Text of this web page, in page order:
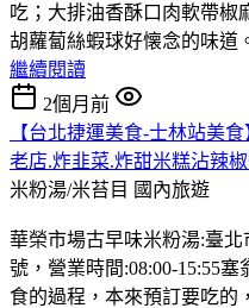
吃；大排油香酥口肉軟帶椒
胡蘿蔔絲蝦球好懐念的味道
繼續閱讀
2個月前
【台北捷運美食-士林站美
老店.炸韭菜.炸甜米糕沾辣
米粉湯/米苔目 國內旅遊
華榮市場古早味米粉湯:臺
號，營業時間:08:00-15:55
食的過程，本來預訂要吃的